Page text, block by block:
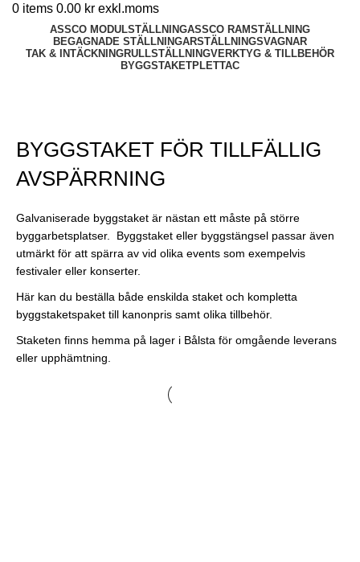
0 items 0.00 kr
ASSCO MODULSTÄLLNINGASSCO RAMSTÄLLNING
BEGAGNADE STÄLLNINGARSTÄLLNINGSVAGNAR
TAK & INTÄCKNINGRULLSTÄLLNINGVERKTYG & TILLBEHÖR
BYGGSTAKETPLETTAC
BYGGSTAKET FÖR TILLFÄLLIG
AVSPÄRRNING
Galvaniserade byggstaket är nästan ett måste på större
byggarbetsplatser. Byggstaket eller byggstängsel passar även
utmärkt för att spärra av vid olika events som exempelvis
festivaler eller konserter.
Här kan du beställa både enskilda staket och kompletta
byggstaketspaket till kanonpris samt olika tillbehör.
Staketen finns hemma på lager i Bålsta för omgående leverans
eller upphämtning.